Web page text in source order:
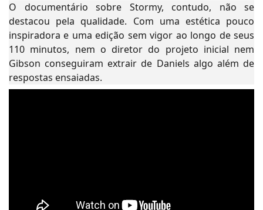
O documentário sobre Stormy, contudo, não se
destacou pela qualidade. Com uma estética pouco
inspiradora e uma edição sem vigor ao longo de seus
110 minutos, nem o diretor do projeto inicial nem
Gibson conseguiram extrair de Daniels algo além de
respostas ensaiadas.